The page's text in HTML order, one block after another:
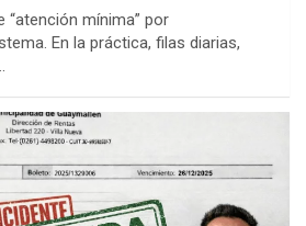
“atención mínima” por
En la práctica, filas diarias,